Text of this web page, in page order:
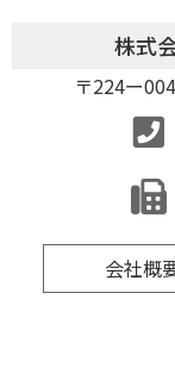
株式
〒224ー
会社